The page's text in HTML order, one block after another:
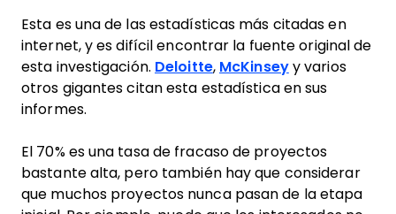
Esta es una de las estadísticas más citadas en
internet, y es difícil encontrar la fuente original de
esta investigación. Deloitte, McKinseyy varios
otros gigantes citan esta estadística en sus
informes.
El 70% es una tasa de fracaso de proyectos
bastante alta, pero también hay que considerar
que muchos proyectos nunca pasan de la etapa